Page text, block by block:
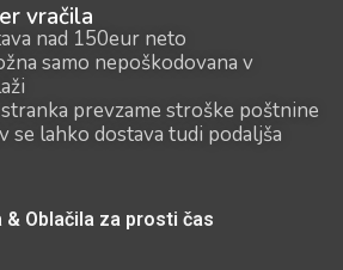
vračila
nad 150eur neto
samo nepoškodovana v
prevzame stroške poštnine
se lahko dostava tudi podaljša
& Oblačila za prosti čas